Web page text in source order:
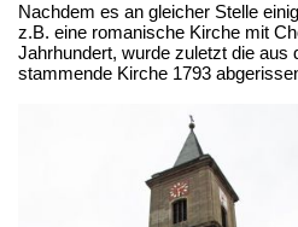
Nachdem es an gleicher Stelle
z.B. eine romanische Kirche mit
Jahrhundert, wurde zuletzt die aus
stammende Kirche 1793